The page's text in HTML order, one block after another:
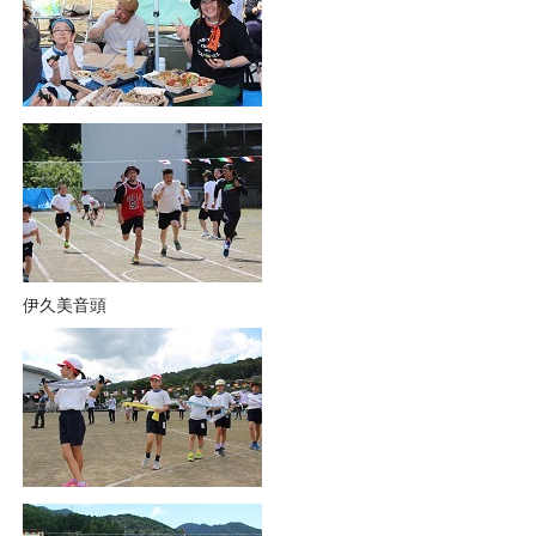
伊久美音頭